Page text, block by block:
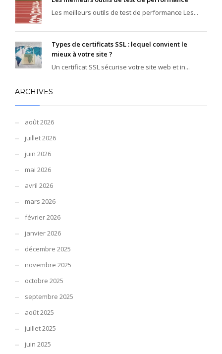
Les meilleurs outils de test de performance Les...
Types de certificats SSL : lequel convient le
mieux à votre site ?
Un certificat SSL sécurise votre site web et in...
ARCHIVES
août 2026
juillet 2026
juin 2026
mai 2026
avril 2026
mars 2026
février 2026
janvier 2026
décembre 2025
novembre 2025
octobre 2025
septembre 2025
août 2025
juillet 2025
juin 2025